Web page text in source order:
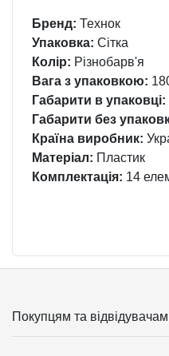
Бренд: Технок
Упаковка: Сітка
Колір: Різнобарв'я
Вага з упаковкою:
Габарити в упаковці:
Габарити без
Країна виробник:
Матеріал: Пластик
Комплектація: 14
Покупцям та відвідувачам